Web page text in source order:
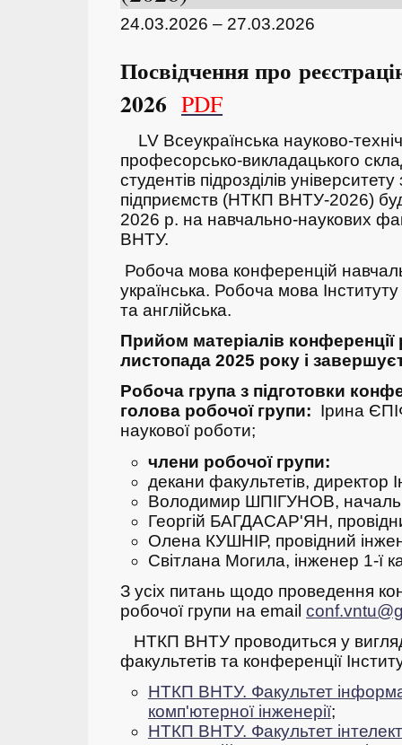
24.03.2026 – 27.03.2026
Посвідчення про
2026 PDF
LV Всеукраїнська науково-
професорсько-викладацького
студентів підрозділів
підприємств (НТКП ВНТУ-2026)
2026 р. на навчально-наукових
ВНТУ.
Робоча мова конференцій
українська. Робоча мова
та англійська.
Прийом матеріалів конференції
листопада 2025 року і
Робоча група з підготовки
голова робочої групи: Ірина
наукової роботи;
члени робочої групи:
декани факультетів,
Володимир ШПІГУНОВ,
Георгій БАГДАСАР'ЯН,
Олена КУШНІР, провідний
Світлана Могила, інженер 1-ї
З усіх питань щодо проведення
робочої групи на email
НТКП ВНТУ проводиться у
факультетів та конференції
НТКП ВНТУ. Факультет
комп'ютерної інженерії;
НТКП ВНТУ. Факультет